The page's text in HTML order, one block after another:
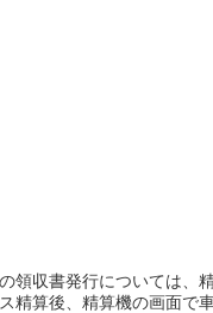
収書発行については、
算後、精算機の画面で